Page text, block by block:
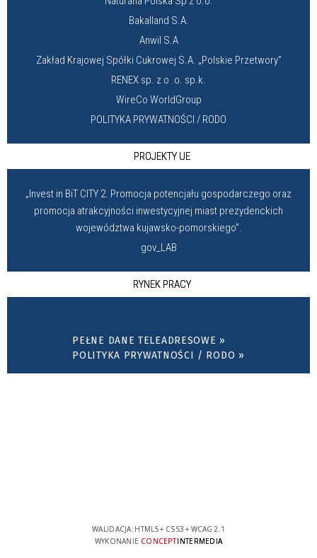
Bakalland S.A.
Anwil S.A
Zakład Krajowej Spółki Cukrowej S.A. „Polskie Przetwory”
RENEX sp. z o .o. sp.k.
WireCo WorldGroup
POLITYKA PRYWATNOŚCI / RODO
PROJEKTY UE
„Invest in BiT CITY 2. Promocja potencjału gospodarczego oraz
promocja atrakcyjności inwestycyjnej miast prezydenckich
województwa kujawsko-pomorskiego”.
gov_LAB
RYNEK PRACY
PEŁNE DANE TELEADRESOWE »
POLITYKA PRYWATNOŚCI / RODO »
WALIDACJA: HTML5+ CSS3 + WCAG 2.1
WYKONANIE CONCEPTINTERMEDIA